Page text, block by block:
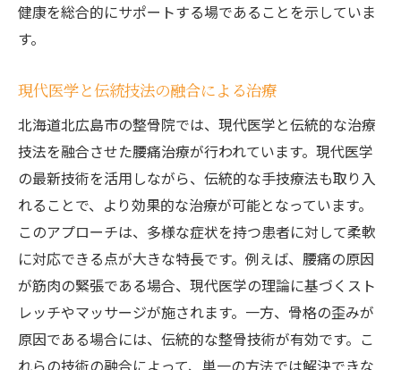
健康を総合的にサポートする場であることを示していま
す。
現代医学と伝統技法の融合による治療
北海道北広島市の整骨院では、現代医学と伝統的な治療
技法を融合させた腰痛治療が行われています。現代医学
の最新技術を活用しながら、伝統的な手技療法も取り入
れることで、より効果的な治療が可能となっています。
このアプローチは、多様な症状を持つ患者に対して柔軟
に対応できる点が大きな特長です。例えば、腰痛の原因
が筋肉の緊張である場合、現代医学の理論に基づくスト
レッチやマッサージが施されます。一方、骨格の歪みが
原因である場合には、伝統的な整骨技術が有効です。こ
れらの技術の融合によって、単一の方法では解決できな